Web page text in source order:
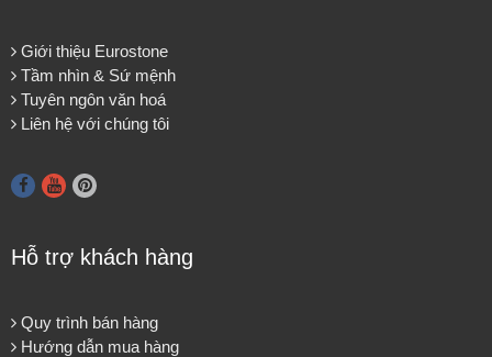
Giới thiệu Eurostone
Tầm nhìn & Sứ mệnh
Tuyên ngôn văn hoá
Liên hệ với chúng tôi
Hỗ trợ khách hàng
Quy trình bán hàng
Hướng dẫn mua hàng